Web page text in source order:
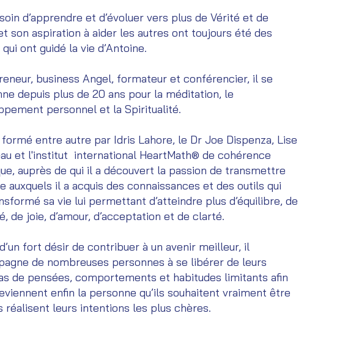
d’apprendre et d’évoluer vers plus de Vérité et de
son aspiration à aider les autres ont toujours été des
ont guidé la vie d’Antoine.
business Angel, formateur et conférencier, il se
depuis plus de 20 ans pour la méditation, le
personnel et la Spiritualité.
entre autre par Idris Lahore, le Dr Joe Dispenza, Lise
et l'institut international HeartMath® de cohérence
auprès de qui il a découvert la passion de transmettre
auxquels il a acquis des connaissances et des outils qui
sa vie lui permettant d’atteindre plus d’équilibre, de
de joie, d’amour, d’acceptation et de clarté.
fort désir de contribuer à un avenir meilleur, il
de nombreuses personnes à se libérer de leurs
de pensées, comportements et habitudes limitants afin
enfin la personne qu’ils souhaitent vraiment être
réalisent leurs intentions les plus chères.